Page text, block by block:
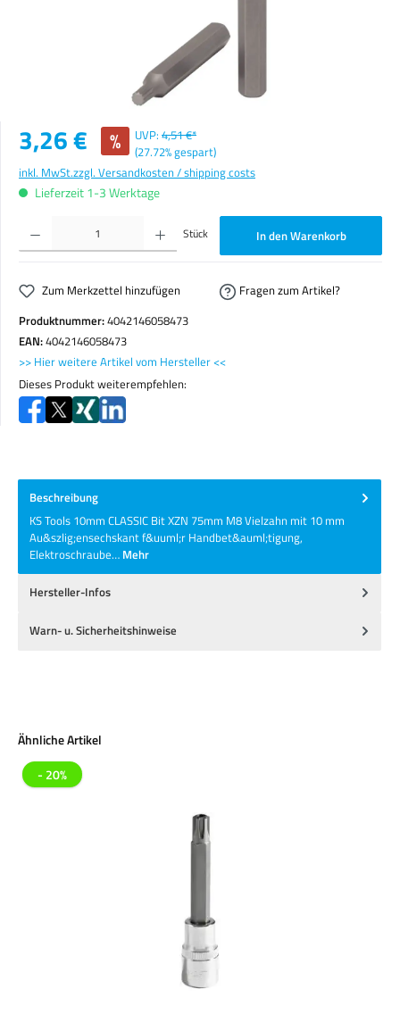
Verkaufspreis:
3,26 € % UVP: 4,51 €*
(27.72% gespart)
inkl. MwSt.zzgl. Versandkosten / shipping costs
Lieferzeit 1-3 Werktage
Produkt Anzahl: Gib den gewünschten Wert ein oder benutze die Schaltflächen um die Anzahl zu
Stück In den Warenkorb
Zum Merkzettel hinzufügen
Fragen zum Artikel?
Produktnummer:4042146058473
EAN:4042146058473
>> Hier weitere Artikel vom Hersteller <<
Dieses Produkt weiterempfehlen:
Beschreibung
KS Tools 10mm CLASSIC Bit XZN 75mm M8 Vielzahn mit 10 mm
Au&szlig;ensechskant f&uuml;r Handbet&auml;tigung,
Elektroschraube… Mehr
Hersteller-Infos
Warn- u. Sicherheitshinweise
Produktgalerie überspringen
Ähnliche Artikel
- 20%